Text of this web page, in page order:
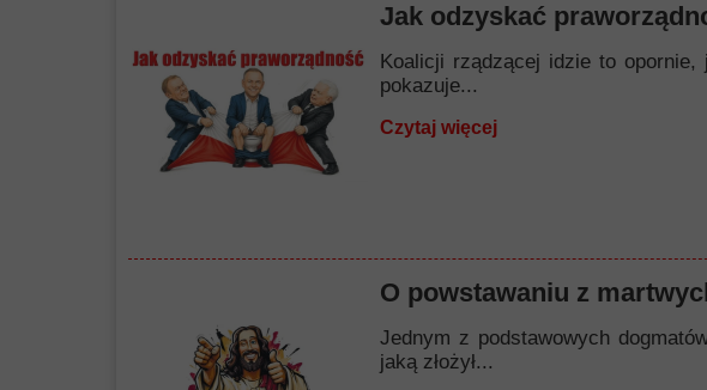
Jak odzyskać
Koalicji rządzącej idzie to
pokazuje...
Czytaj więcej
O powstawaniu z
Jednym z podstawowych
jaką złożył...